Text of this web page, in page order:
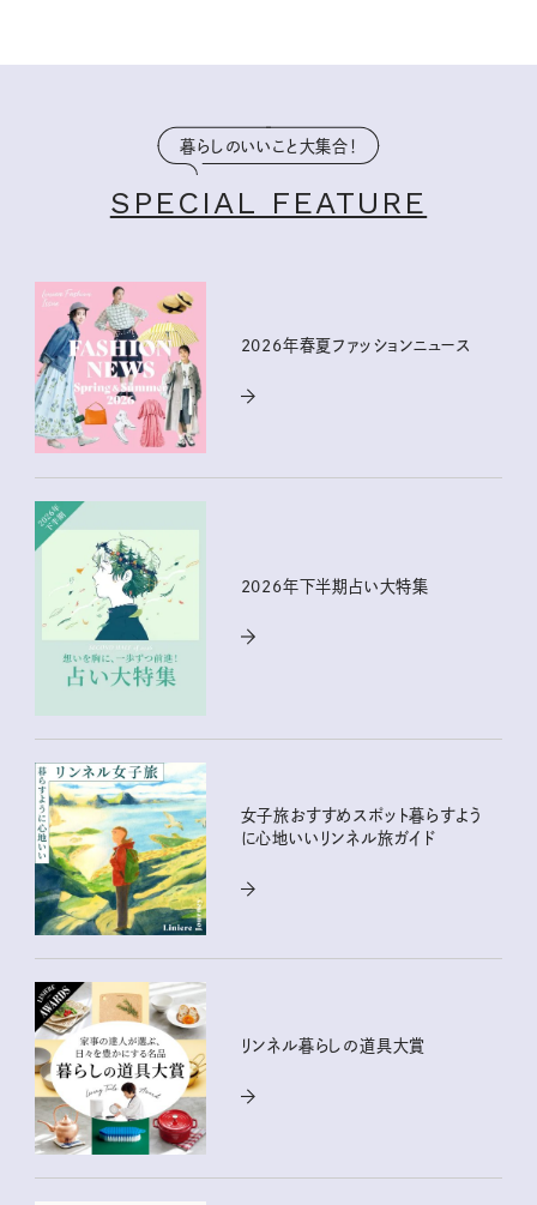
暮らしのいいこと大集合！
SPECIAL FEATURE
2026年春夏ファッションニュース
2026年下半期占い大特集
女子旅おすすめスポット暮らすよう
に心地いいリンネル旅ガイド
リンネル暮らしの道具大賞